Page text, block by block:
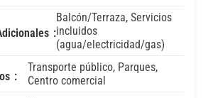
Balcón/Terraza, Servicios
incluidos
(agua/electricidad/gas)
Transporte público, Parques,
Centro comercial